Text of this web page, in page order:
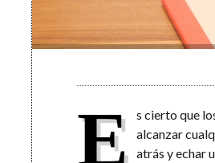
E s cierto que
alcanzar
atrás y echar